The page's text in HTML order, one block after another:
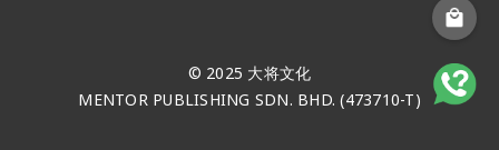
© 2025 大将文化
MENTOR PUBLISHING SDN. BHD. (473710-T)